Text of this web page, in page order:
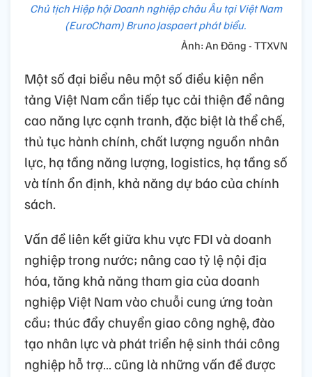
Chủ tịch Hiệp hội Doanh nghiệp châu Âu tại Việt Nam
(EuroCham) Bruno Jaspaert phát biểu.
Ảnh: An Đăng - TTXVN
Một số đại biểu nêu một số điều kiện nền
tảng Việt Nam cần tiếp tục cải thiện để nâng
cao năng lực cạnh tranh, đặc biệt là thể chế,
thủ tục hành chính, chất lượng nguồn nhân
lực, hạ tầng năng lượng, logistics, hạ tầng số
và tính ổn định, khả năng dự báo của chính
sách.
Vấn đề liên kết giữa khu vực FDI và doanh
nghiệp trong nước; nâng cao tỷ lệ nội địa
hóa, tăng khả năng tham gia của doanh
nghiệp Việt Nam vào chuỗi cung ứng toàn
cầu; thúc đẩy chuyển giao công nghệ, đào
tạo nhân lực và phát triển hệ sinh thái công
nghiệp hỗ trợ… cũng là những vấn đề được